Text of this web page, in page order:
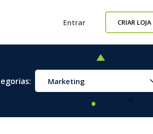
Entrar CRIAR LOJA
Marketing